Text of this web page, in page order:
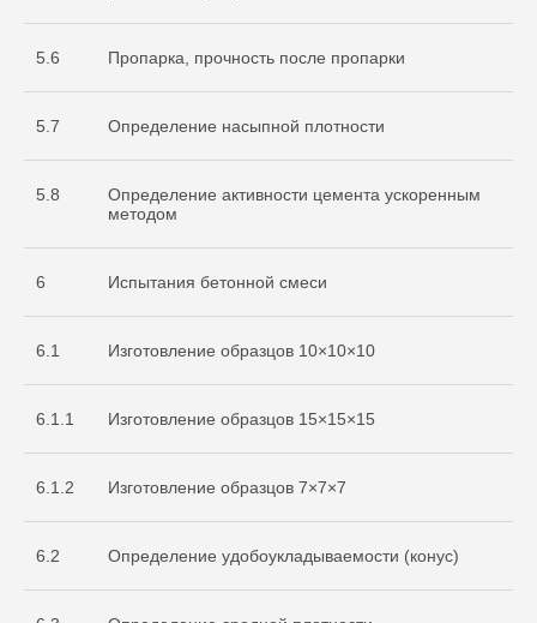
5.6 Пропарка, прочность после пропарки
5.7 Определение насыпной плотности
5.8
Определение активности цемента ускоренным
методом
6 Испытания бетонной смеси
6.1 Изготовление образцов 10×10×10
6.1.1 Изготовление образцов 15×15×15
6.1.2 Изготовление образцов 7×7×7
6.2 Определение удобоукладываемости (конус)
испытательной
лаборатории
Nº ИЛ-РОС-001691. Регистрационный
Nº POCC RU.32368.04HCO0